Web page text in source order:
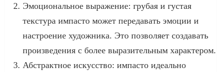
Эмоциональное выражение: грубая и густая
текстура импасто может передавать эмоции и
настроение художника. Это позволяет создавать
произведения с более выразительным характером.
Абстрактное искусство: импасто идеально